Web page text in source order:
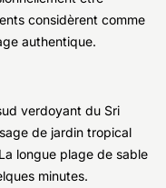
considèrent comme
authentique.
verdoyant du Sri
de jardin tropical
longue plage de sable
minutes.